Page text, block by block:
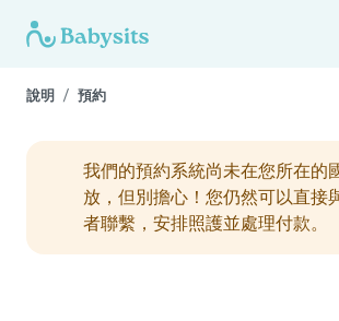
說明 預約
我們的預約系統尚未在您所在的
放，但別擔心！您仍然可以直接
者聯繫，安排照護並處理付款。